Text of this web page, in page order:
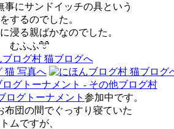
事にサンドイッチの具という
するのでした。
浸る親ばかなのでした。
むふふ
ログトーナメント 参加中です。
布団の間でぐっすり寝ていた
トムですが、